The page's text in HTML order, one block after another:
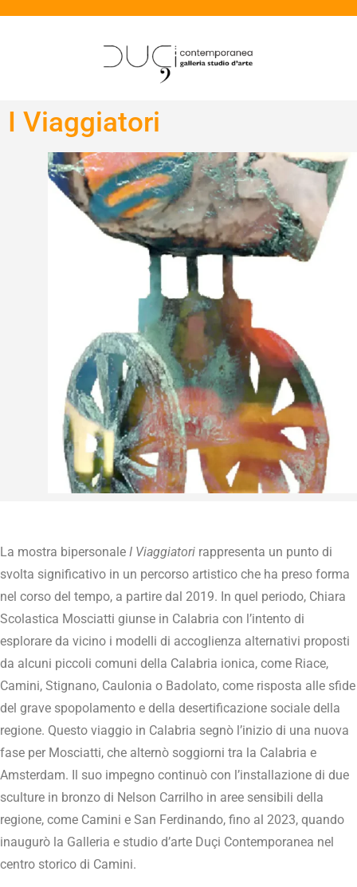
I Viaggiatori
La mostra bipersonale I Viaggiatori rappresenta un punto di
svolta significativo in un percorso artistico che ha preso forma
nel corso del tempo, a partire dal 2019. In quel periodo, Chiara
Scolastica Mosciatti giunse in Calabria con l’intento di
esplorare da vicino i modelli di accoglienza alternativi proposti
da alcuni piccoli comuni della Calabria ionica, come Riace,
Camini, Stignano, Caulonia o Badolato, come risposta alle sfide
del grave spopolamento e della desertificazione sociale della
regione. Questo viaggio in Calabria segnò l’inizio di una nuova
fase per Mosciatti, che alternò soggiorni tra la Calabria e
Amsterdam. Il suo impegno continuò con l’installazione di due
sculture in bronzo di Nelson Carrilho in aree sensibili della
regione, come Camini e San Ferdinando, fino al 2023, quando
inaugurò la Galleria e studio d’arte Duçi Contemporanea nel
centro storico di Camini.